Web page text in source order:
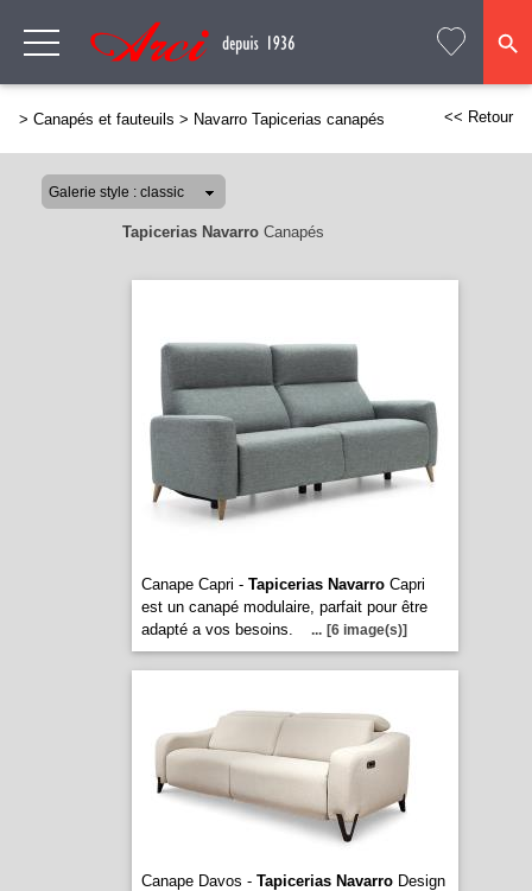
> Canapés et fauteuils > Navarro Tapicerias canapés << Retour
Tapicerias NavarroCanapés
Canape Capri - Tapicerias NavarroCapri
est un canapé modulaire, parfait pour être
adapté a vos besoins.
... [6 image(s)]
Canape Davos - Tapicerias NavarroDesign